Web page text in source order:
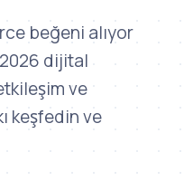
beğeni alıyor
dijital
ve
keşfedin ve